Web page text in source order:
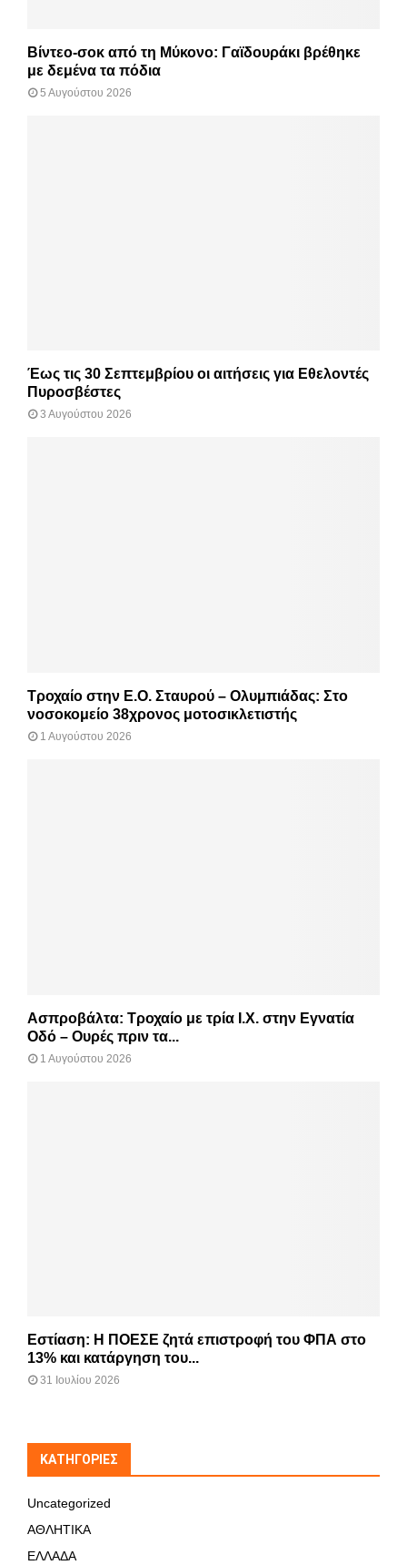
Βίντεο-σοκ από τη Μύκονο: Γαϊδουράκι βρέθηκε
με δεμένα τα πόδια
5 Αυγούστου 2026
Έως τις 30 Σεπτεμβρίου οι αιτήσεις για Εθελοντές
Πυροσβέστες
3 Αυγούστου 2026
Τροχαίο στην Ε.Ο. Σταυρού – Ολυμπιάδας: Στο
νοσοκομείο 38χρονος μοτοσικλετιστής
1 Αυγούστου 2026
Ασπροβάλτα: Τροχαίο με τρία Ι.Χ. στην Εγνατία
Οδό – Ουρές πριν τα...
1 Αυγούστου 2026
Εστίαση: Η ΠΟΕΣΕ ζητά επιστροφή του ΦΠΑ στο
13% και κατάργηση του...
31 Ιουλίου 2026
KΑΤΗΓΟΡΊΕΣ
Uncategorized
ΑΘΛΗΤΙΚΑ
ΕΛΛΑΔΑ